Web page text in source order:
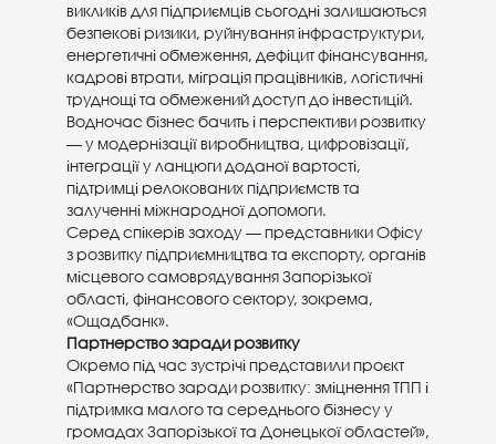
викликів для підприємців сьогодні залишаються
безпекові ризики, руйнування інфраструктури,
енергетичні обмеження, дефіцит фінансування,
кадрові втрати, міграція працівників, логістичні
труднощі та обмежений доступ до інвестицій.
Водночас бізнес бачить і перспективи розвитку
— у модернізації виробництва, цифровізації,
інтеграції у ланцюги доданої вартості,
підтримці релокованих підприємств та
залученні міжнародної допомоги.
Серед спікерів заходу — представники Офісу
з розвитку підприємництва та експорту, органів
місцевого самоврядування Запорізької
області, фінансового сектору, зокрема,
«Ощадбанк».
Партнерство заради розвитку
Окремо під час зустрічі представили проєкт
«Партнерство заради розвитку: зміцнення ТПП і
підтримка малого та середнього бізнесу у
громадах Запорізької та Донецької областей»,